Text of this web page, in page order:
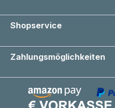
Shopservice
Zahlungsmöglichkeiten